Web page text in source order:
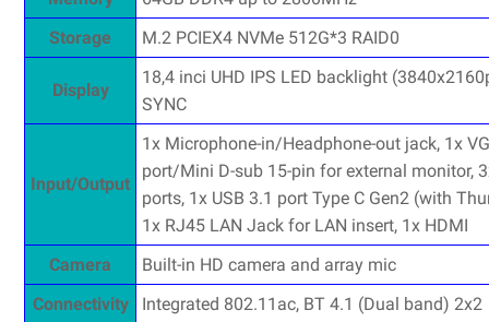
Storage
M.2 PCIEX4 NVMe 512G*3 RAID0
Display
18,4 inci UHD IPS LED backlight
SYNC
Input/Output
1x Microphone-in/Headphone-out jack, 1x
port/Mini D-sub 15-pin for external monitor,
ports, 1x USB 3.1 port Type C Gen2 (with
1x RJ45 LAN Jack for LAN insert, 1x HDMI
Camera
Built-in HD camera and array mic
Connectivity
Integrated 802.11ac, BT 4.1 (Dual band) 2x2